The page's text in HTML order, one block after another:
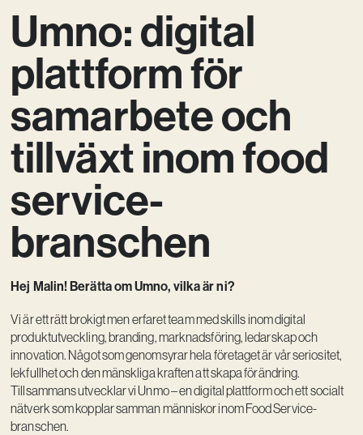
Kreativ utveckling
Vision
Kontakt
Umno: digital
plattform för
samarbete och
tillväxt inom food
service-
branschen
Hej Malin! Berätta om Umno, vilka är ni?
Vi är ett rätt brokigt men erfaret team med skills inom digital
produktutveckling, branding, marknadsföring, ledarskap och
innovation. Något som genomsyrar hela företaget är vår seriositet,
lekfullhet och den mänskliga kraften att skapa förändring.
Tillsammans utvecklar vi Unmo – en digital plattform och ett socialt
nätverk som kopplar samman människor inom Food Service-
branschen.